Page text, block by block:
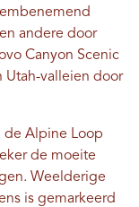
andere door
Canyon Scenic
Utah-valleien door
de Alpine Loop
de moeite
Weelderige
is gemarkeerd